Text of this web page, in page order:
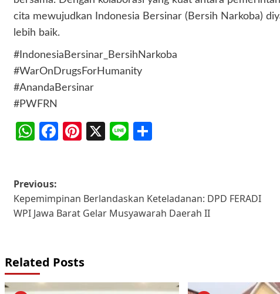
cita mewujudkan Indonesia Bersinar (Bersih Narkoba)
lebih baik.
#IndonesiaBersinar_BersihNarkoba
#WarOnDrugsForHumanity
#AnandaBersinar
#PWFRN
WhatsApp
Facebook
Pinterest
X Line
Post
navigation
Previous:
Kepemimpinan Berlandaskan Keteladanan: DPD FERADI
WPI Jawa Barat Gelar Musyawarah Daerah II
Related Posts